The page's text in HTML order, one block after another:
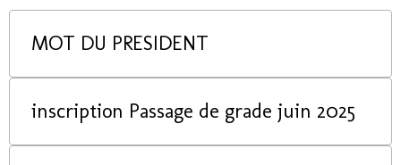
MOT DU PRESIDENT
inscription Passage de grade juin 2025